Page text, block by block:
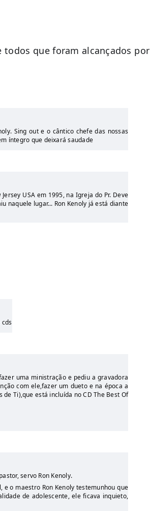
todos que foram alcançados por
Sing out e o cântico chefe das nossas
íntegro que deixará saudade
USA em 1995, na Igreja do Pr. Deve
naquele lugar... Ron Kenoly já está diante
cds
uma ministração e pediu a gravadora
com ele,fazer um dueto e na época a
Ti),que está incluída no CD The Best Of
servo Ron Kenoly.
o maestro Ron Kenoly testemunhou que
de adolescente, ele ficava inquieto,